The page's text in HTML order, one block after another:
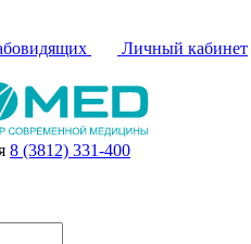
Личный кабинет
8 (3812) 331-400